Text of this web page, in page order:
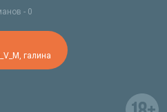
- 0
, галина